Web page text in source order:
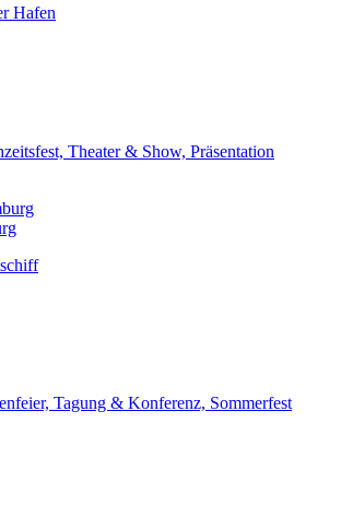
Hafen
Theater & Show, Präsentation
Tagung & Konferenz, Sommerfest